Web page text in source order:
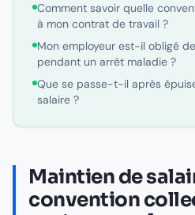
Comment savoir quelle
à mon contrat de travail ?
Mon employeur est-il obligé
pendant un arrêt maladie ?
Que se passe-t-il après
salaire ?
Maintien de
convention